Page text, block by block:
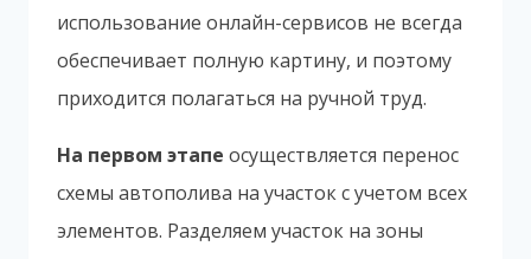
использование онлайн-сервисов не всегда
обеспечивает полную картину, и поэтому
приходится полагаться на ручной труд.
На первом этапе осуществляется перенос
схемы автополива на участок с учетом всех
элементов. Разделяем участок на зоны